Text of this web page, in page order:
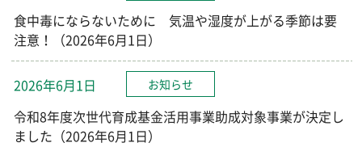
食中毒にならないために 気温や湿度が上がる季節は要
注意！（2026年6月1日）
2026年6月1日 お知らせ
令和8年度次世代育成基金活用事業助成対象事業が決定し
ました（2026年6月1日）